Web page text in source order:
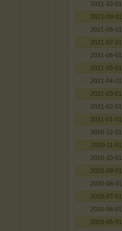
2021-10-01
2021-09-01
2021-08-01
2021-07-01
2021-06-01
2021-05-01
2021-04-01
2021-03-01
2021-02-01
2021-01-01
2020-12-01
2020-11-01
2020-10-01
2020-09-01
2020-08-01
2020-07-01
2020-06-01
2020-05-01